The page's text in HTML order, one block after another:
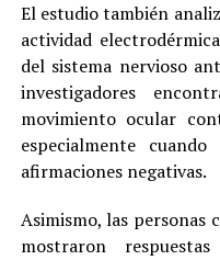
El estudio también
actividad
del sistema nervioso
investigadores
movimiento ocular
especialmente
afirmaciones negativas.
Asimismo, las personas
mostraron